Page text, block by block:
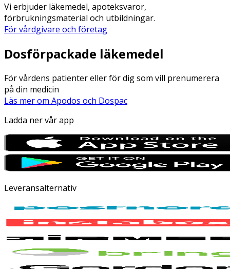
Vi erbjuder läkemedel, apoteksvaror,
förbrukningsmaterial och utbildningar.
För vårdgivare och företag
Dosförpackade läkemedel
För vårdens patienter eller för dig som vill prenumerera
på din medicin
Läs mer om Apodos och Dospac
Ladda ner vår app
Leveransalternativ